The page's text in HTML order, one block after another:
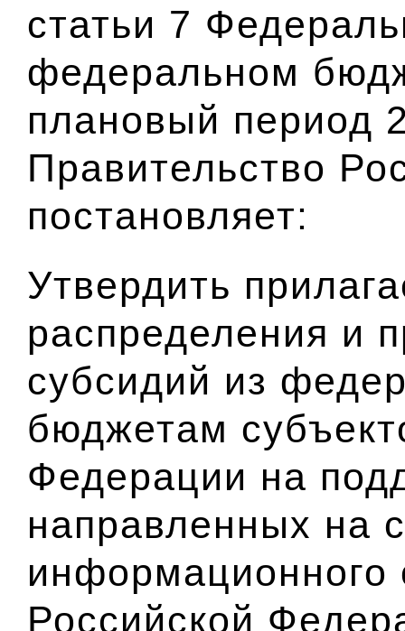
статьи 7
федеральном
плановый период
Правительство
постановляет:
Утвердить
распределения и
субсидий из
бюджетам
Федерации на
направленных на
информационного
Российской